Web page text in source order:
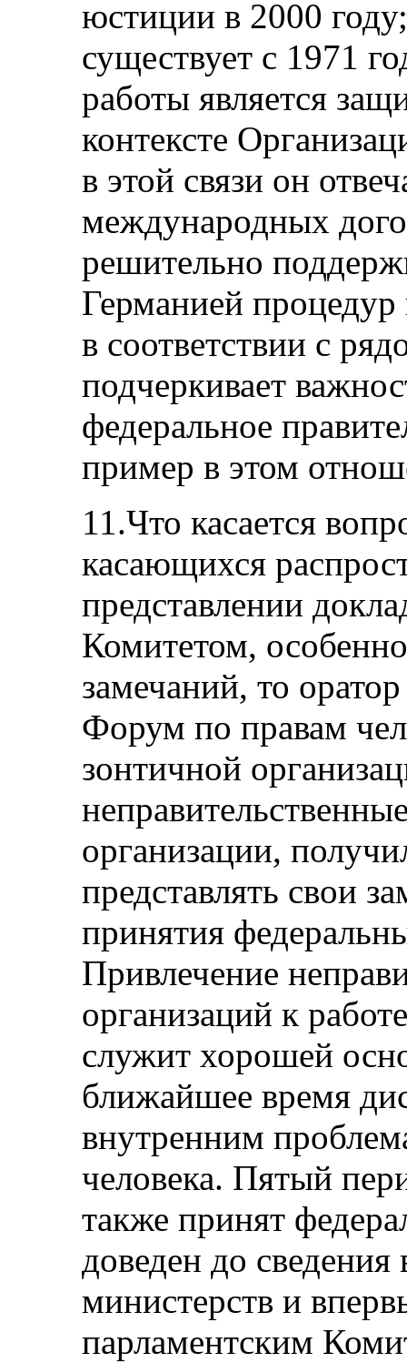
юстиции в 2000
существует с 1971
работы является
контексте
в этой связи он
международных
решительно
Германией
в соответствии с
подчеркивает
федеральное
пример в этом
11.Что касается
касающихся
представлении
Комитетом,
замечаний, то
Форум по правам
зонтичной
организации,
представлять свои
принятия
Привлечение
организаций к
служит хорошей
ближайшее время
внутренним
человека. Пятый
также принят
доведен до
министерств и
парламентским